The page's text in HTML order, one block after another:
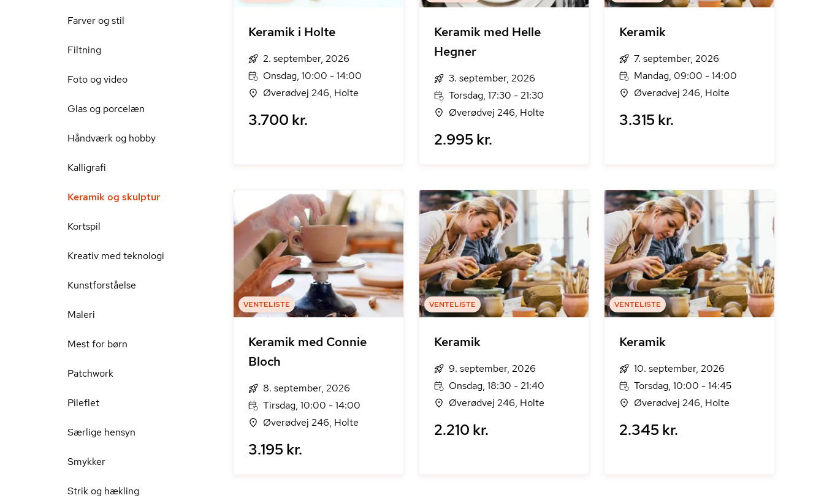
Farver og stil
Filtning
Foto og video
Glas og porcelæn
Håndværk og hobby
Kalligrafi
Keramik og skulptur
Kortspil
Kreativ med teknologi
Kunstforståelse
Maleri
Mest for børn
Patchwork
Pileflet
Særlige hensyn
Smykker
Strik og hækling
Keramik i Holte
2. september, 2026
Onsdag, 10:00 - 14:00
Øverødvej 246, Holte
3.700 kr.
Keramik med Helle
Hegner
3. september, 2026
Torsdag, 17:30 - 21:30
Øverødvej 246, Holte
2.995 kr.
Keramik
7. september, 2026
Mandag, 09:00 - 14:00
Øverødvej 246, Holte
3.315 kr.
VENTELISTE
Keramik med Connie
Bloch
8. september, 2026
Tirsdag, 10:00 - 14:00
Øverødvej 246, Holte
3.195 kr.
VENTELISTE
Keramik
9. september, 2026
Onsdag, 18:30 - 21:40
Øverødvej 246, Holte
2.210 kr.
VENTELISTE
Keramik
10. september, 2026
Torsdag, 10:00 - 14:45
Øverødvej 246, Holte
2.345 kr.